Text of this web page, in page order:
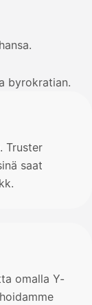
byrokratian.
Truster
saat
omalla Y-